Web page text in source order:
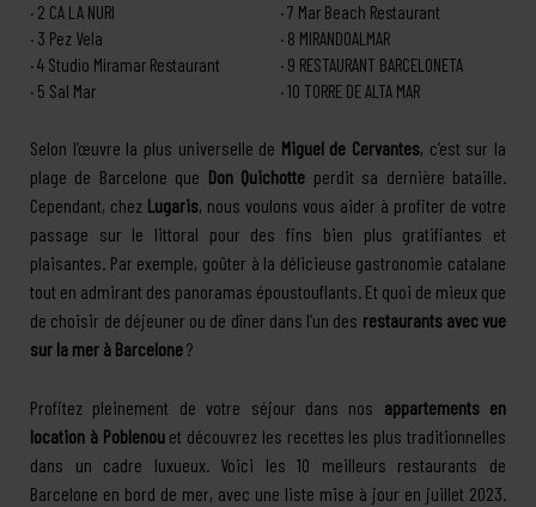
2 CA LA NURI
3 Pez Vela
4 Studio Miramar Restaurant
5 Sal Mar
7 Mar Beach Restaurant
8 MIRANDOALMAR
9 RESTAURANT BARCELONETA
10 TORRE DE ALTA MAR
Selon l’œuvre la plus universelle de Miguel de Cervantes, c’est sur la
plage de Barcelone que Don Quichotte perdit sa dernière bataille.
Cependant, chez Lugaris, nous voulons vous aider à profiter de votre
passage sur le littoral pour des fins bien plus gratifiantes et
plaisantes. Par exemple, goûter à la délicieuse gastronomie catalane
tout en admirant des panoramas époustouflants. Et quoi de mieux que
de choisir de déjeuner ou de dîner dans l’un des restaurants avec vue
sur la mer à Barcelone?
Profitez pleinement de votre séjour dans nos appartements en
location à Poblenouet découvrez les recettes les plus traditionnelles
dans un cadre luxueux. Voici les 10 meilleurs restaurants de
Barcelone en bord de mer, avec une liste mise à jour en juillet 2023.